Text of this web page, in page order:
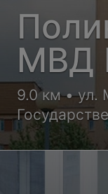
МВД
9.0 км • ул.